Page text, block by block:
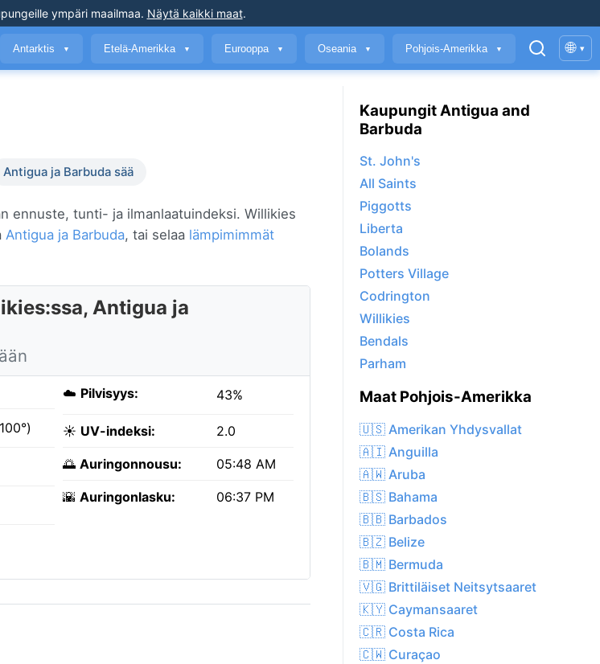
ympäri maailmaa. Näytä kaikki maat.
Antarktis ▼ Etelä-Amerikka ▼ Eurooppa ▼ Oseania ▼ Pohjois-Amerikka ▼ 🌐 ▾
Antigua ja Barbuda sää
ennuste, tunti- ja ilmanlaatuindeksi. Willikies
Antigua ja Barbuda, tai selaa lämpimimmät
Antigua ja
☁️ Pilvisyys: 43%
☀️ UV-indeksi: 2.0
🌅 Auringonnousu: 05:48 AM
🌇 Auringonlasku: 06:37 PM
Kaupungit Antigua and
Barbuda
St. John's
All Saints
Piggotts
Liberta
Bolands
Potters Village
Codrington
Willikies
Bendals
Parham
Maat Pohjois-Amerikka
🇺🇸 Amerikan Yhdysvallat
🇦🇮 Anguilla
🇦🇼 Aruba
🇧🇸 Bahama
🇧🇧 Barbados
🇧🇿 Belize
🇧🇲 Bermuda
🇻🇬 Brittiläiset Neitsytsaaret
🇰🇾 Caymansaaret
🇨🇷 Costa Rica
🇨🇼 Curaçao